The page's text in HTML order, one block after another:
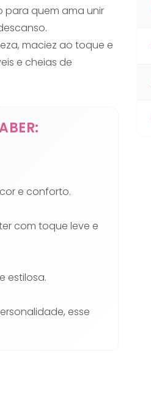
para quem ama unir
maciez ao toque e
e cheias de
e conforto.
com toque leve e
estilosa.
esse